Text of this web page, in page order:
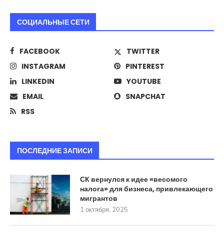
СОЦИАЛЬНЫЕ СЕТИ
FACEBOOK
TWITTER
INSTAGRAM
PINTEREST
LINKEDIN
YOUTUBE
EMAIL
SNAPCHAT
RSS
ПОСЛЕДНИЕ ЗАПИСИ
СК вернулся к идее «весомого
налога» для бизнеса, привлекающего
мигрантов
1 октября, 2025